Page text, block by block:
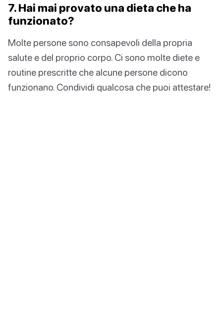
7. Hai mai provato una dieta che ha
funzionato?
Molte persone sono consapevoli della propria
salute e del proprio corpo. Ci sono molte diete e
routine prescritte che alcune persone dicono
funzionano. Condividi qualcosa che puoi attestare!